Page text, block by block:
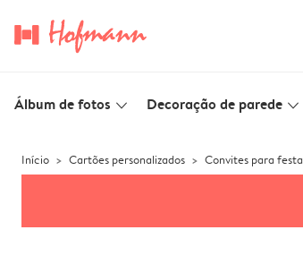
Álbum de fotos slim_arrow_down Decoração de parede slim_arrow_down
Início Cartões personalizados Convites para festa